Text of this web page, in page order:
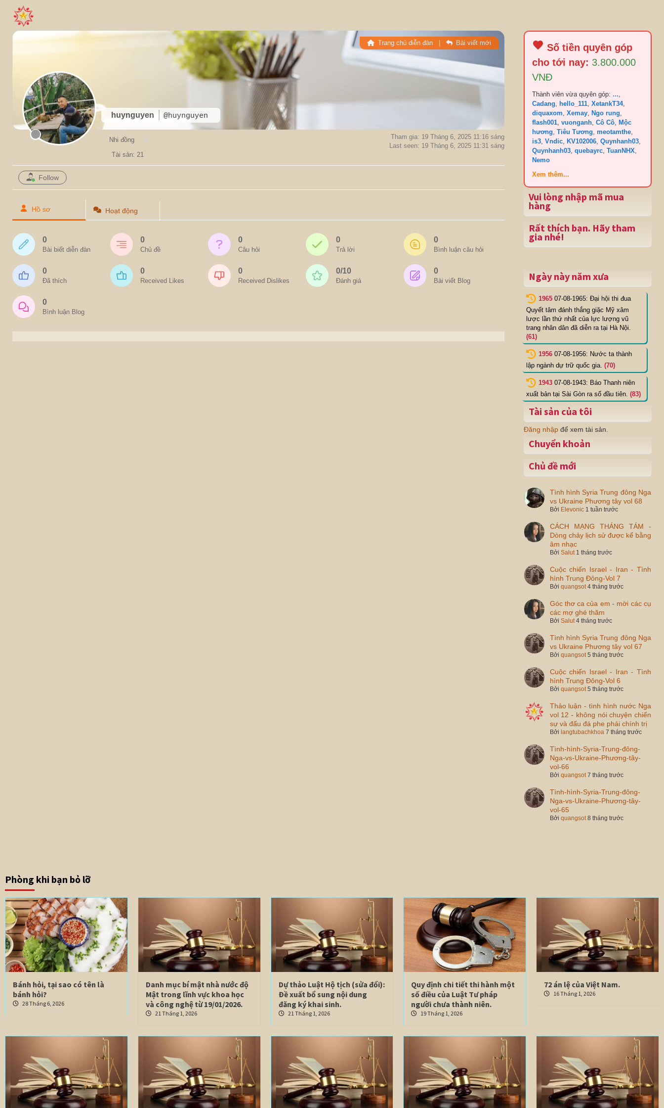
huynguyen @huynguyen
Trang chủ diễn đàn | Bài viết mới
Nhi đồng
Tài sản: 21
Tham gia: 19 Tháng 6, 2025 11:16 sáng
Last seen: 19 Tháng 6, 2025 11:31 sáng
Follow
Hồ sơ Hoạt động
0
Bài biết diễn đàn
0
Chủ đề
0
Câu hỏi
0
Trả lời
0
Bình luận câu hỏi
0
Đã thích
0
Received Likes
0
Received Dislikes
0/10
Đánh giá
0
Bài viết Blog
0
Bình luận Blog
Số tiền quyên góp
cho tới nay: 3.800.000
VNĐ
Thành viên vừa quyên góp:...,
Cadang, hello_111,XetankT34,
diquaxom,Xemay, Ngo rung,
flash001,vuonganh,Cô Cô, Mộc
hương,Tiêu Tương,meotamthe,
is3,Vndic, KV102006,Quynhanh03,
Quynhanh03,quebayrc,TuanNHX,
Nemo
Xem thêm...
Vui lòng nhập mã mua
hàng
Rất thích bạn. Hãy tham
gia nhé!
Ngày này năm xưa
1965 07-08-1965: Đại hội thi đua
Quyết tâm đánh thắng giặc Mỹ xâm
lược lần thứ nhất của lực lượng vũ
trang nhân dân đã diễn ra tại Hà Nội.
(61)
1956 07-08-1956: Nước ta thành
lập ngành dự trữ quốc gia. (70)
1943 07-08-1943: Báo Thanh niên
xuất bản tại Sài Gòn ra số đầu tiên. (83)
Tài sản của tôi
Đăng nhập để xem tài sản.
Chuyển khoản
Chủ đề mới
Tình hình Syria Trung đông Nga
vs Ukraine Phương tây vol 68
Bởi Elevonic 1 tuần trước
CÁCH MẠNG THÁNG TÁM -
Dòng chảy lịch sử được kể bằng
âm nhạc
Bởi Salut 1 tháng trước
Cuộc chiến Israel - Iran - Tình
hình Trung Đông-Vol 7
Bởi quangsot 4 tháng trước
Góc thơ ca của em - mời các cụ
các mợ ghé thăm
Bởi Salut 4 tháng trước
Tình hình Syria Trung đông Nga
vs Ukraine Phương tây vol 67
Bởi quangsot 5 tháng trước
Cuộc chiến Israel - Iran - Tình
hình Trung Đông-Vol 6
Bởi quangsot 5 tháng trước
Thảo luận - tình hình nước Nga
vol 12 - không nói chuyện chiến
sự và đấu đá phe phái chính trị
Bởi langtubachkhoa 7 tháng trước
Tình-hình-Syria-Trung-đông-
Nga-vs-Ukraine-Phương-tây-
vol-66
Bởi quangsot 7 tháng trước
Tình-hình-Syria-Trung-đông-
Nga-vs-Ukraine-Phương-tây-
vol-65
Bởi quangsot 8 tháng trước
Phòng khi bạn bỏ lỡ
Bánh hỏi, tại sao có tên là
bánh hỏi?
28 Tháng 6, 2026
Danh mục bí mật nhà nước độ
Mật trong lĩnh vực khoa học
và công nghệ từ 19/01/2026.
21 Tháng 1, 2026
Dự thảo Luật Hộ tịch (sửa đổi):
Đề xuất bổ sung nội dung
đăng ký khai sinh.
21 Tháng 1, 2026
Quy định chi tiết thi hành một
số điều của Luật Tư pháp
người chưa thành niên.
19 Tháng 1, 2026
72 án lệ của Việt Nam.
16 Tháng 1, 2026